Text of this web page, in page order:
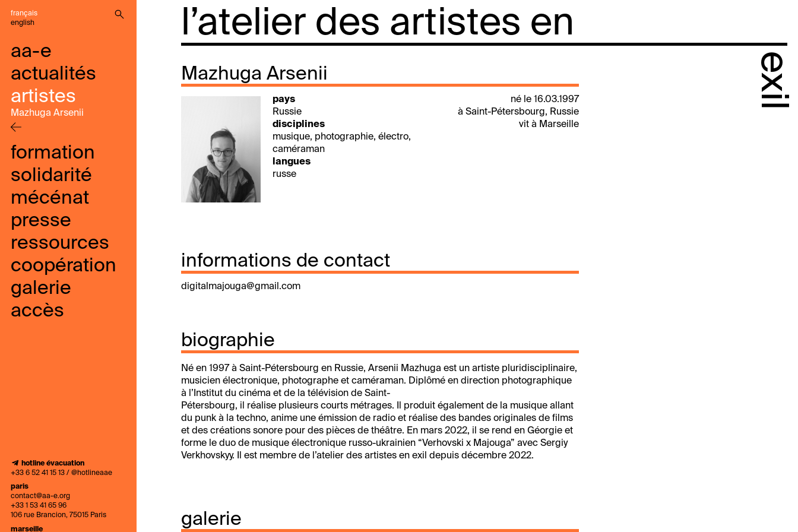
l’atelier des artistes en
français
english
aa-e
actualités
artistes
Mazhuga Arsenii
formation
solidarité
mécénat
presse
ressources
coopération
galerie
accès
hotline évacuation
+33 6 52 41 15 13 / @hotlineaae
paris
contact@aa-e.org
+33 1 53 41 65 96
106 rue Brancion, 75015 Paris
marseille
exil
Mazhuga Arsenii
pays
Russie
disciplines
musique, photographie, électro,
caméraman
langues
russe
né le 16.03.1997
à Saint-Pétersbourg, Russie
vit à Marseille
informations de contact
digitalmajouga@gmail.com
biographie
Né en 1997 à Saint-Pétersbourg en Russie, Arsenii Mazhuga est un artiste pluridisciplinaire,
musicien électronique, photographe et caméraman. Diplômé en direction photographique
à l’Institut du cinéma et de la télévision de Saint-
Pétersbourg, il réalise plusieurs courts métrages. Il produit également de la musique allant
du punk à la techno, anime une émission de radio et réalise des bandes originales de films
et des créations sonore pour des pièces de théâtre. En mars 2022, il se rend en Géorgie et
forme le duo de musique électronique russo-ukrainien “Verhovski x Majouga” avec Sergiy
Verkhovskyy. Il est membre de l’atelier des artistes en exil depuis décembre 2022.
galerie